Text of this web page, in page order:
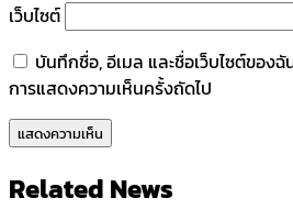
เว็บไซต์
บันทึกชื่อ, อีเมล และชื่อเว็บไซต์ของฉั
การแสดงความเห็นครั้งถัดไป
Related News